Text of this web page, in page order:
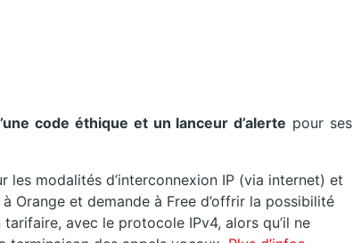
code éthique et un lanceur d’alerte pour ses
les modalités d’interconnexion IP (via internet) et
Orange et demande à Free d’offrir la possibilité
avec le protocole IPv4, alors qu’il ne